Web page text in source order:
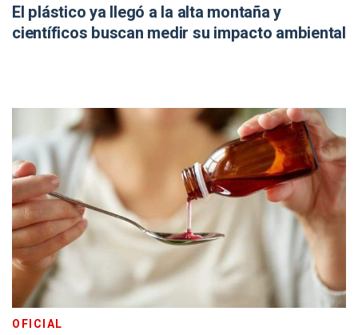
El plástico ya llegó a la alta montaña y
científicos buscan medir su impacto ambiental
OFICIAL